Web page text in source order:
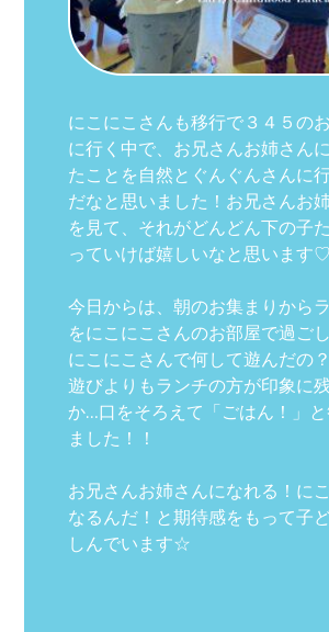
にこにこさんも移行で３４５の
に行く中で、お兄さんお姉さん
たことを自然とぐんぐんさんに
だなと思いました！お兄さんお
を見て、それがどんどん下の子
っていけば嬉しいなと思います♡
今日からは、朝のお集まりから
をにこにこさんのお部屋で過ご
にこにこさんで何して遊んだの？
遊びよりもランチの方が印象に
か…口をそろえて「ごはん！」
ました！！
お兄さんお姉さんになれる！に
なるんだ！と期待感をもって子
しんでいます☆